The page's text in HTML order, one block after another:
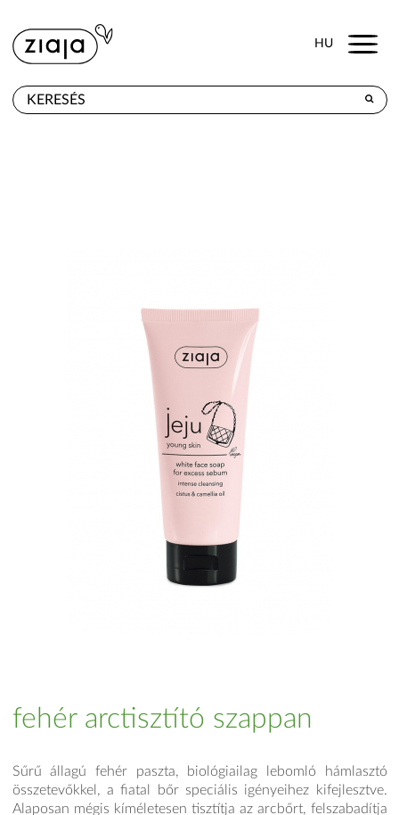
HU Menu
fehér arctisztító szappan
Sűrű állagú fehér paszta, biológiailag lebomló hámlasztó
összetevőkkel, a fiatal bőr speciális igényeihez kifejlesztve.
Alaposan mégis kíméletesen tisztítja az arcbőrt, felszabadítja